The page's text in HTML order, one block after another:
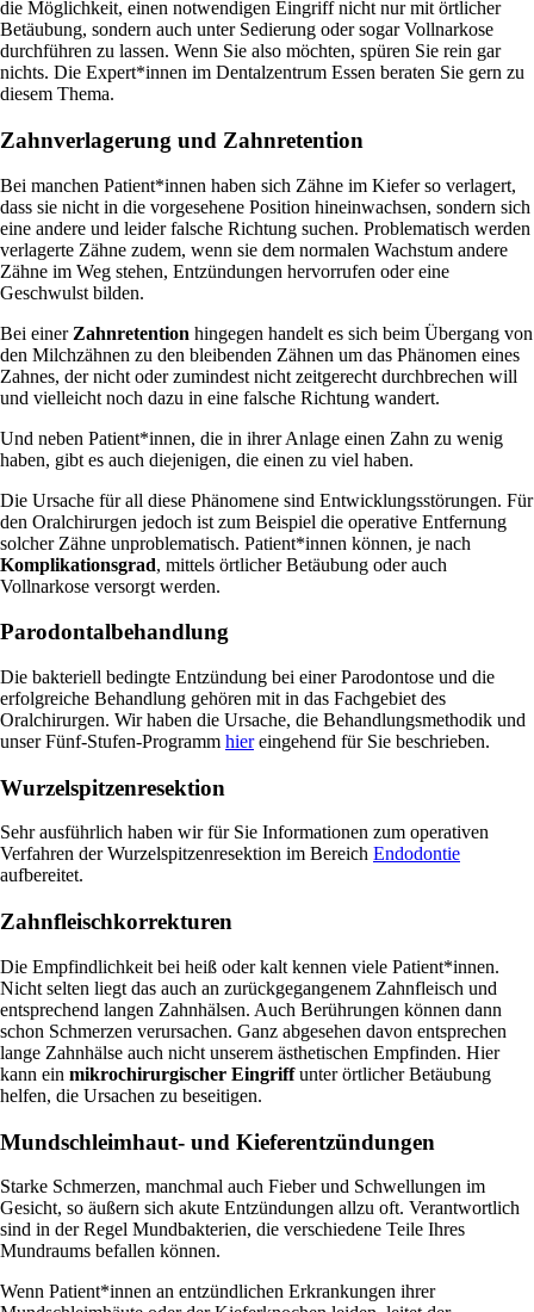
die Möglichkeit, einen notwendigen Eingriff nicht nur mit örtlicher
Betäubung, sondern auch unter Sedierung oder sogar Vollnarkose
durchführen zu lassen. Wenn Sie also möchten, spüren Sie rein gar
nichts. Die Expert*innen im Dentalzentrum Essen beraten Sie gern zu
diesem Thema.
Zahnverlagerung und Zahnretention
Bei manchen Patient*innen haben sich Zähne im Kiefer so verlagert,
dass sie nicht in die vorgesehene Position hineinwachsen, sondern sich
eine andere und leider falsche Richtung suchen. Problematisch werden
verlagerte Zähne zudem, wenn sie dem normalen Wachstum andere
Zähne im Weg stehen, Entzündungen hervorrufen oder eine
Geschwulst bilden.
Bei einer Zahnretention hingegen handelt es sich beim Übergang von
den Milchzähnen zu den bleibenden Zähnen um das Phänomen eines
Zahnes, der nicht oder zumindest nicht zeitgerecht durchbrechen will
und vielleicht noch dazu in eine falsche Richtung wandert.
Und neben Patient*innen, die in ihrer Anlage einen Zahn zu wenig
haben, gibt es auch diejenigen, die einen zu viel haben.
Die Ursache für all diese Phänomene sind Entwicklungsstörungen. Für
den Oralchirurgen jedoch ist zum Beispiel die operative Entfernung
solcher Zähne unproblematisch. Patient*innen können, je nach
Komplikationsgrad, mittels örtlicher Betäubung oder auch
Vollnarkose versorgt werden.
Parodontalbehandlung
Die bakteriell bedingte Entzündung bei einer Parodontose und die
erfolgreiche Behandlung gehören mit in das Fachgebiet des
Oralchirurgen. Wir haben die Ursache, die Behandlungsmethodik und
unser Fünf-Stufen-Programm hiereingehend für Sie beschrieben.
Wurzelspitzenresektion
Sehr ausführlich haben wir für Sie Informationen zum operativen
Verfahren der Wurzelspitzenresektion im Bereich Endodontie
aufbereitet.
Zahnfleischkorrekturen
Die Empfindlichkeit bei heiß oder kalt kennen viele Patient*innen.
Nicht selten liegt das auch an zurückgegangenem Zahnfleisch und
entsprechend langen Zahnhälsen. Auch Berührungen können dann
schon Schmerzen verursachen. Ganz abgesehen davon entsprechen
lange Zahnhälse auch nicht unserem ästhetischen Empfinden. Hier
kann ein mikrochirurgischer Eingriffunter örtlicher Betäubung
helfen, die Ursachen zu beseitigen.
Mundschleimhaut- und Kieferentzündungen
Starke Schmerzen, manchmal auch Fieber und Schwellungen im
Gesicht, so äußern sich akute Entzündungen allzu oft. Verantwortlich
sind in der Regel Mundbakterien, die verschiedene Teile Ihres
Mundraums befallen können.
Wenn Patient*innen an entzündlichen Erkrankungen ihrer